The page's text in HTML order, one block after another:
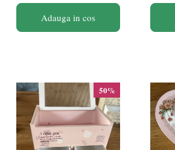
Adauga in cos
50%